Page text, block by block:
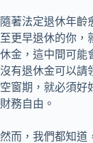
隨著法定退休年齡
至更早退休的你，
休金，這中間可能
沒有退休金可以請
空窗期，就必須好
財務自由。
然而，我們都知道